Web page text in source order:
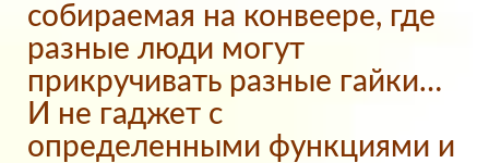
собираемая на конвеере, где
разные люди могут
прикручивать разные гайки…
И не гаджет с
определенными функциями и